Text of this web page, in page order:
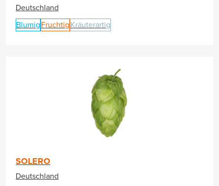
Deutschland
Blumig Fruchtig Kräuterartig
SOLERO
Deutschland